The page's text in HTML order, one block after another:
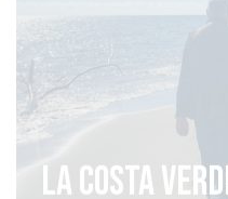
La Costa